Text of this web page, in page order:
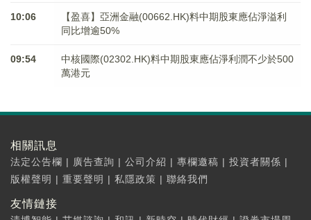
10:06
【盈喜】亞洲金融(00662.HK)料中期股東應佔淨溢利
同比增逾50%
09:54
中核國際(02302.HK)料中期股東應佔淨利潤不少於500
萬港元
相關訊息
法定公告欄 | 廣告查詢 | 公司介紹 | 專欄邀稿 | 投資者關係 |
版權聲明 | 重要聲明 | 私隱政策 | 聯絡我們
友情鏈接